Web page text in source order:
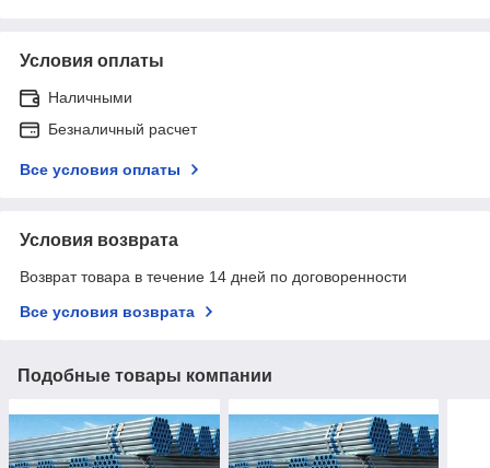
Условия оплаты
Наличными
Безналичный расчет
Все условия оплаты
Условия возврата
Возврат товара в течение 14 дней по договоренности
Все условия возврата
Подобные товары компании